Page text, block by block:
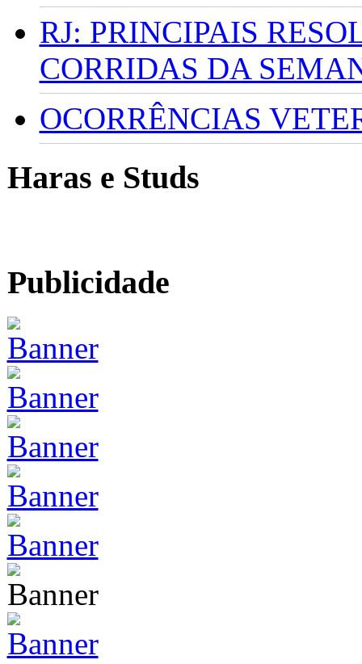
RJ: PRINCIPAIS
CORRIDAS DA
OCORRÊNCIAS
Haras e Studs
Publicidade